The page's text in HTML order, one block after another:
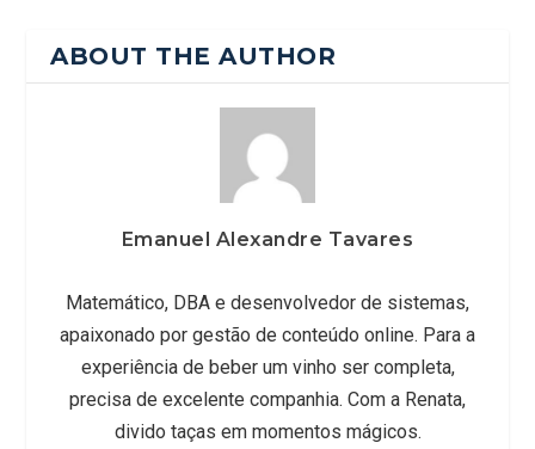
ABOUT THE AUTHOR
Emanuel Alexandre Tavares
Matemático, DBA e desenvolvedor de sistemas,
apaixonado por gestão de conteúdo online. Para a
experiência de beber um vinho ser completa,
precisa de excelente companhia. Com a Renata,
divido taças em momentos mágicos.